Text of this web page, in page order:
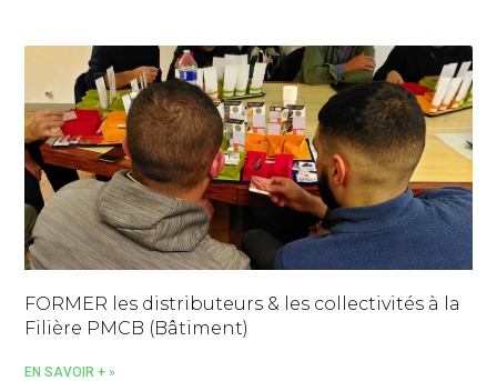
FORMER les distributeurs & les collectivités à la
Filière PMCB (Bâtiment)
EN SAVOIR + »